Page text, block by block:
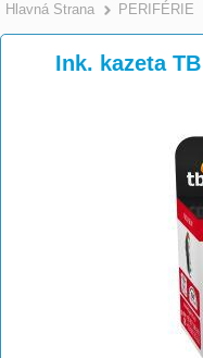
Hlavná Strana PERIFÉRIE
Ink. kazeta